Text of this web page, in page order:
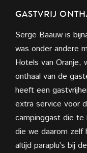
GASTVRIJ
Serge Baauw is
was onder andere
Hotels van Oranje,
onthaal van de
heeft een
extra service voor
campinggast die
die we daarom zelf
altijd paraplu’s bij